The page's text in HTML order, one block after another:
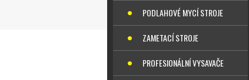
PODLAHOVÉ MYCÍ STROJE
ZAMETACÍ STROJE
PROFESIONÁLNÍ VYSAVAČE